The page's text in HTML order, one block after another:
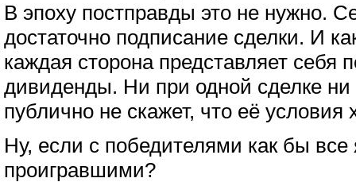
В эпоху постправды это не нужно.
достаточно подписание сделки. И
каждая сторона представляет
дивиденды. Ни при одной сделке ни
публично не скажет, что её условия
Ну, если с победителями как бы все
проигравшими?